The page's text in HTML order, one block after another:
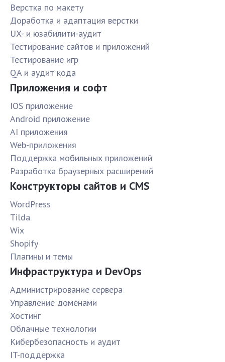
Верстка по макету
Доработка и адаптация верстки
UX- и юзабилити-аудит
Тестирование сайтов и приложений
Тестирование игр
QA и аудит кода
Приложения и софт
IOS приложение
Android приложение
AI приложения
Web-приложения
Поддержка мобильных приложений
Разработка браузерных расширений
Конструкторы сайтов и CMS
WordPress
Tilda
Wix
Shopify
Плагины и темы
Инфраструктура и DevOps
Администрирование сервера
Управление доменами
Хостинг
Облачные технологии
Кибербезопасность и аудит
IT-поддержка